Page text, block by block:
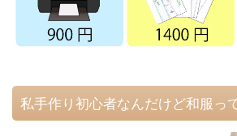
私手作り初心者なんだけど和服っ